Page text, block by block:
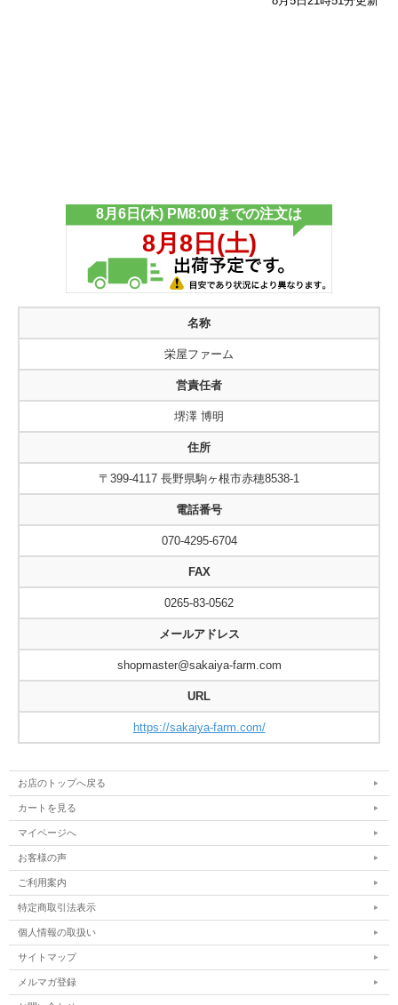
名称
栄屋ファーム
営責任者
堺澤 博明
住所
〒399-4117 長野県駒ヶ根市赤穂8538-1
電話番号
070-4295-6704
FAX
0265-83-0562
メールアドレス
shopmaster@sakaiya-farm.com
URL
https://sakaiya-farm.com/
お店のトップへ戻る
カートを見る
マイページへ
お客様の声
ご利用案内
特定商取引法表示
個人情報の取扱い
サイトマップ
メルマガ登録